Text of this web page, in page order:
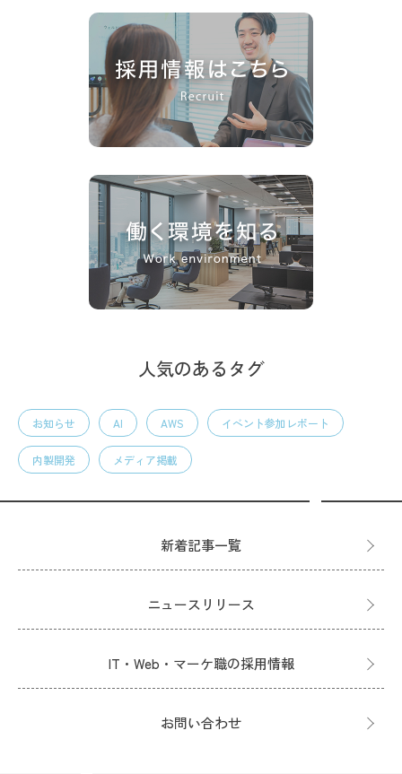
人気のあるタグ
お知らせ AI AWS イベント参加レポート
内製開発 メディア掲載
新着記事一覧
ニュースリリース
IT・Web・マーケ職の採用情報
お問い合わせ